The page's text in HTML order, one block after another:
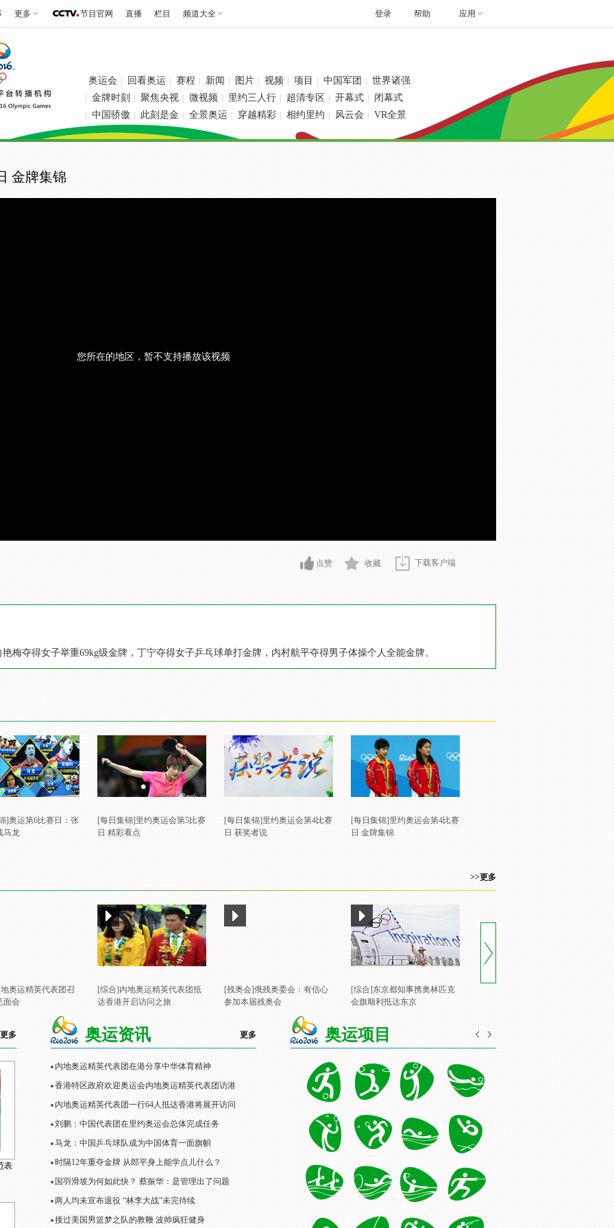
更多 节目官网 直播 栏目 频道大全 帮助 应用
登录
奥运会 回看奥运 赛程 新闻 图片 视频 项目 中国军团 世界诸强
金牌时刻 聚焦央视 微视频 里约三人行 超清专区 开幕式 闭幕式
中国骄傲 此刻是金 全景奥运 穿越精彩 相约里约 风云会 VR全景
金牌集锦
您所在的地区，暂不支持播放该视频
点赞 收藏 下载客户端
梅夺得女子举重69kg级金牌，丁宁夺得女子乒乓球单打金牌，内村航平夺得男子体操个人全能金牌。
]奥运第6比赛日：张
马龙
[每日集锦]里约奥运会第5比赛
日 精彩看点
[每日集锦]里约奥运会第4比赛
日 获奖者说
[每日集锦]里约奥运会第4比赛
日 金牌集锦
>>更多
奥运精英代表团召
面会
[综合]内地奥运精英代表团抵
达香港开启访问之旅
[残奥会]俄残奥委会：有信心
参加本届残奥会
[综合]东京都知事携奥林匹克
会旗顺利抵达东京
更多
表
奥运资讯 更多
内地奥运精英代表团在港分享中华体育精神
香港特区政府欢迎奥运会内地奥运精英代表团访港
内地奥运精英代表团一行64人抵达香港将展开访问
刘鹏：中国代表团在里约奥运会总体完成任务
马龙：中国乒乓球队成为中国体育一面旗帜
时隔12年重夺金牌 从郎平身上能学点儿什么？
国羽滑坡为何如此快？ 蔡振华：是管理出了问题
两人均未宣布退役 “林李大战”未完待续
接过美国男篮梦之队的教鞭 波帅疯狂健身
奥运项目